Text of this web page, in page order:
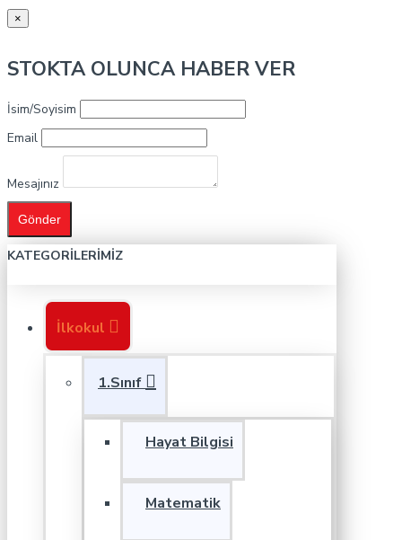
×
STOKTA OLUNCA HABER VER
İsim/Soyisim
Email
Mesajınız
Gönder
KATEGORILERIMIZ
İlkokul
1.Sınıf
Hayat Bilgisi
Matematik